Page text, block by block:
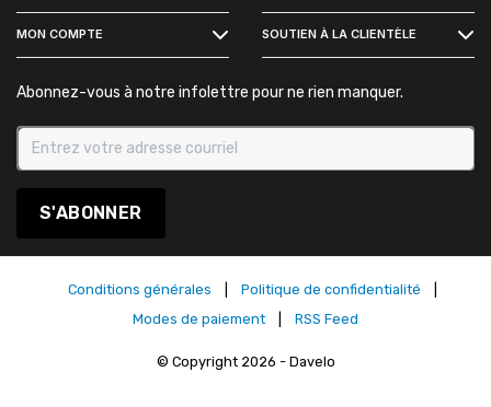
MON COMPTE SOUTIEN À LA CLIENTÈLE
Abonnez-vous à notre infolettre pour ne rien manquer.
S'ABONNER
Conditions générales Politique de confidentialité
Modes de paiement
RSS Feed
© Copyright 2026 - Davelo